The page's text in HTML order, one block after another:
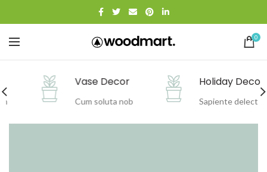
0
Vase Decor
Cum soluta nob
Holiday Decor
Sapiente delect